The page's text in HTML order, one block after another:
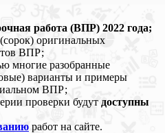
работа (ВПР) 2022 года;
оригинальных
ВПР;
многие разобранные
варианты и примеры
ВПР;
проверки будут доступны
работ на сайте.